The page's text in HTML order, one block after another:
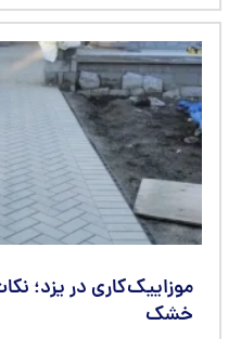
موزاییک‌کاری در یزد؛
خشک